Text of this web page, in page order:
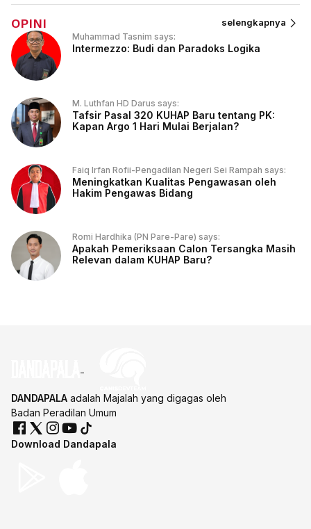
OPINI selengkapnya
Muhammad Tasnim says:
Intermezzo: Budi dan Paradoks Logika
M. Luthfan HD Darus says:
Tafsir Pasal 320 KUHAP Baru tentang PK:
Kapan Argo 1 Hari Mulai Berjalan?
Faiq Irfan Rofii-Pengadilan Negeri Sei Rampah says:
Meningkatkan Kualitas Pengawasan oleh
Hakim Pengawas Bidang
Romi Hardhika (PN Pare-Pare) says:
Apakah Pemeriksaan Calon Tersangka Masih
Relevan dalam KUHAP Baru?
DANDAPALA adalah Majalah yang digagas oleh
Badan Peradilan Umum
Download Dandapala